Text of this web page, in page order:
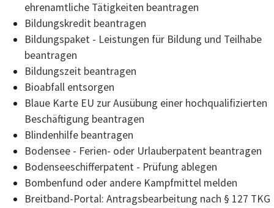
ehrenamtliche Tätigkeiten beantragen
Bildungskredit beantragen
Bildungspaket - Leistungen für Bildung und Teilhabe
beantragen
Bildungszeit beantragen
Bioabfall entsorgen
Blaue Karte EU zur Ausübung einer hochqualifizierten
Beschäftigung beantragen
Blindenhilfe beantragen
Bodensee - Ferien- oder Urlauberpatent beantragen
Bodenseeschifferpatent - Prüfung ablegen
Bombenfund oder andere Kampfmittel melden
Breitband-Portal: Antragsbearbeitung nach § 127 TKG